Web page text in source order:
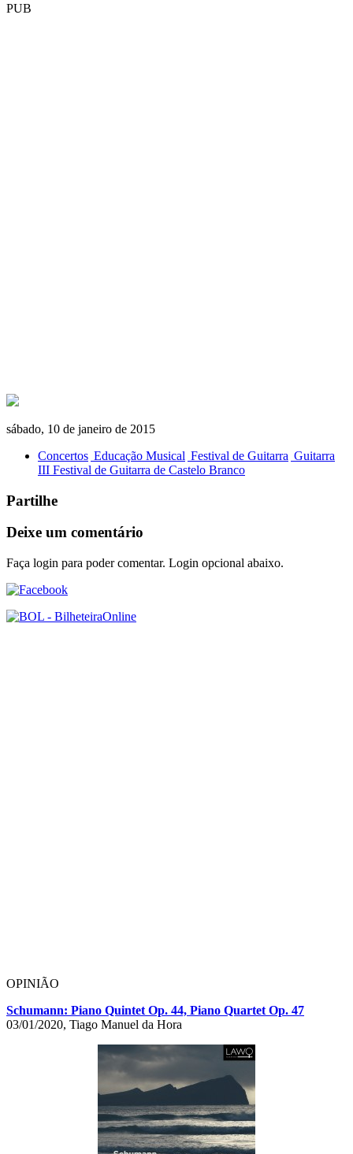
PUB
sábado, 10 de janeiro de 2015
Concertos Educação Musical Festival de Guitarra Guitarra
III Festival de Guitarra de Castelo Branco
Partilhe
Deixe um comentário
Faça login para poder comentar. Login opcional abaixo.
OPINIÃO
Schumann: Piano Quintet Op. 44, Piano Quartet Op. 47
03/01/2020, Tiago Manuel da Hora